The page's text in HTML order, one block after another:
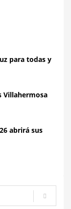
para todas y
Villahermosa
abrirá sus